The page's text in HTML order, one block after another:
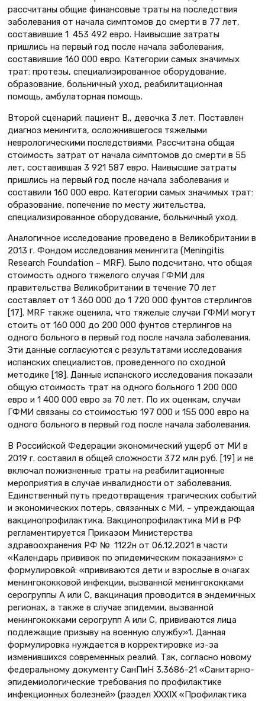
рассчитаны общие финансовые траты на последствия
заболевания от начала симптомов до смерти в 77 лет,
составившие 1 453 492 евро. Наивысшие затраты
пришлись на первый год после начала заболевания,
составившие 160 000 евро. Категории самых значимых
трат: протезы, специализированное оборудование,
образование, больничный уход, реабилитационная
помощь, амбулаторная помощь.
Второй сценарий: пациент В., девочка 3 лет. Поставлен
диагноз менингита, осложнившегося тяжелыми
неврологическими последствиями. Рассчитана общая
стоимость затрат от начала симптомов до смерти в 55
лет, составившая 3 921 587 евро. Наивысшие затраты
пришлись на первый год после начала заболевания и
составили 160 000 евро. Категории самых значимых трат:
образование, попечение по месту жительства,
специализированное оборудование, больничный уход.
Аналогичное исследование проведено в Великобритании в
2013 г. Фондом исследования менингита (Meningitis
Research Foundation – MRF). Было подсчитано, что общая
стоимость одного тяжелого случая ГФМИ для
правительства Великобритании в течение 70 лет
составляет от 1 360 000 до 1 720 000 фунтов стерлингов
[17]. MRF также оценила, что тяжелые случаи ГФМИ могут
стоить от 160 000 до 200 000 фунтов стерлингов на
одного больного в первый год после начала заболевания.
Эти данные согласуются с результатами исследования
испанских специалистов, проведенного по сходной
методике [18]. Данные испанского исследования показали
общую стоимость трат на одного больного 1 200 000
евро и 1 400 000 евро за 70 лет. По их оценкам, случаи
ГФМИ связаны со стоимостью 197 000 и 155 000 евро на
одного больного в первый год после начала заболевания.
В Российской Федерации экономический ущерб от МИ в
2019 г. составил в общей сложности 372 млн руб. [19] и не
включал пожизненные траты на реабилитационные
мероприятия в случае инвалидности от заболевания.
Единственный путь предотвращения трагических событий
и экономических потерь, связанных с МИ, – упреждающая
вакцинопрофилактика. Вакцинопрофилактика МИ в РФ
регламентируется Приказом Министерства
здравоохранения РФ № 1122н от 06.12.2021 в части
«Календарь прививок по эпидемическим показаниям» с
формулировкой: «прививаются дети и взрослые в очагах
менингококковой инфекции, вызванной менингококками
серогруппы А или С, вакцинация проводится в эндемичных
регионах, а также в случае эпидемии, вызванной
менингококками серогрупп А или С, прививаются лица
подлежащие призыву на военную службу»1. Данная
формулировка нуждается в корректировке из-за
изменившихся современных реалий. Так, согласно новому
федеральному документу СанПиН 3.3686-21 «Санитарно-
эпидемиологические требования по профилактике
инфекционных болезней» (раздел XXXIX «Профилактика